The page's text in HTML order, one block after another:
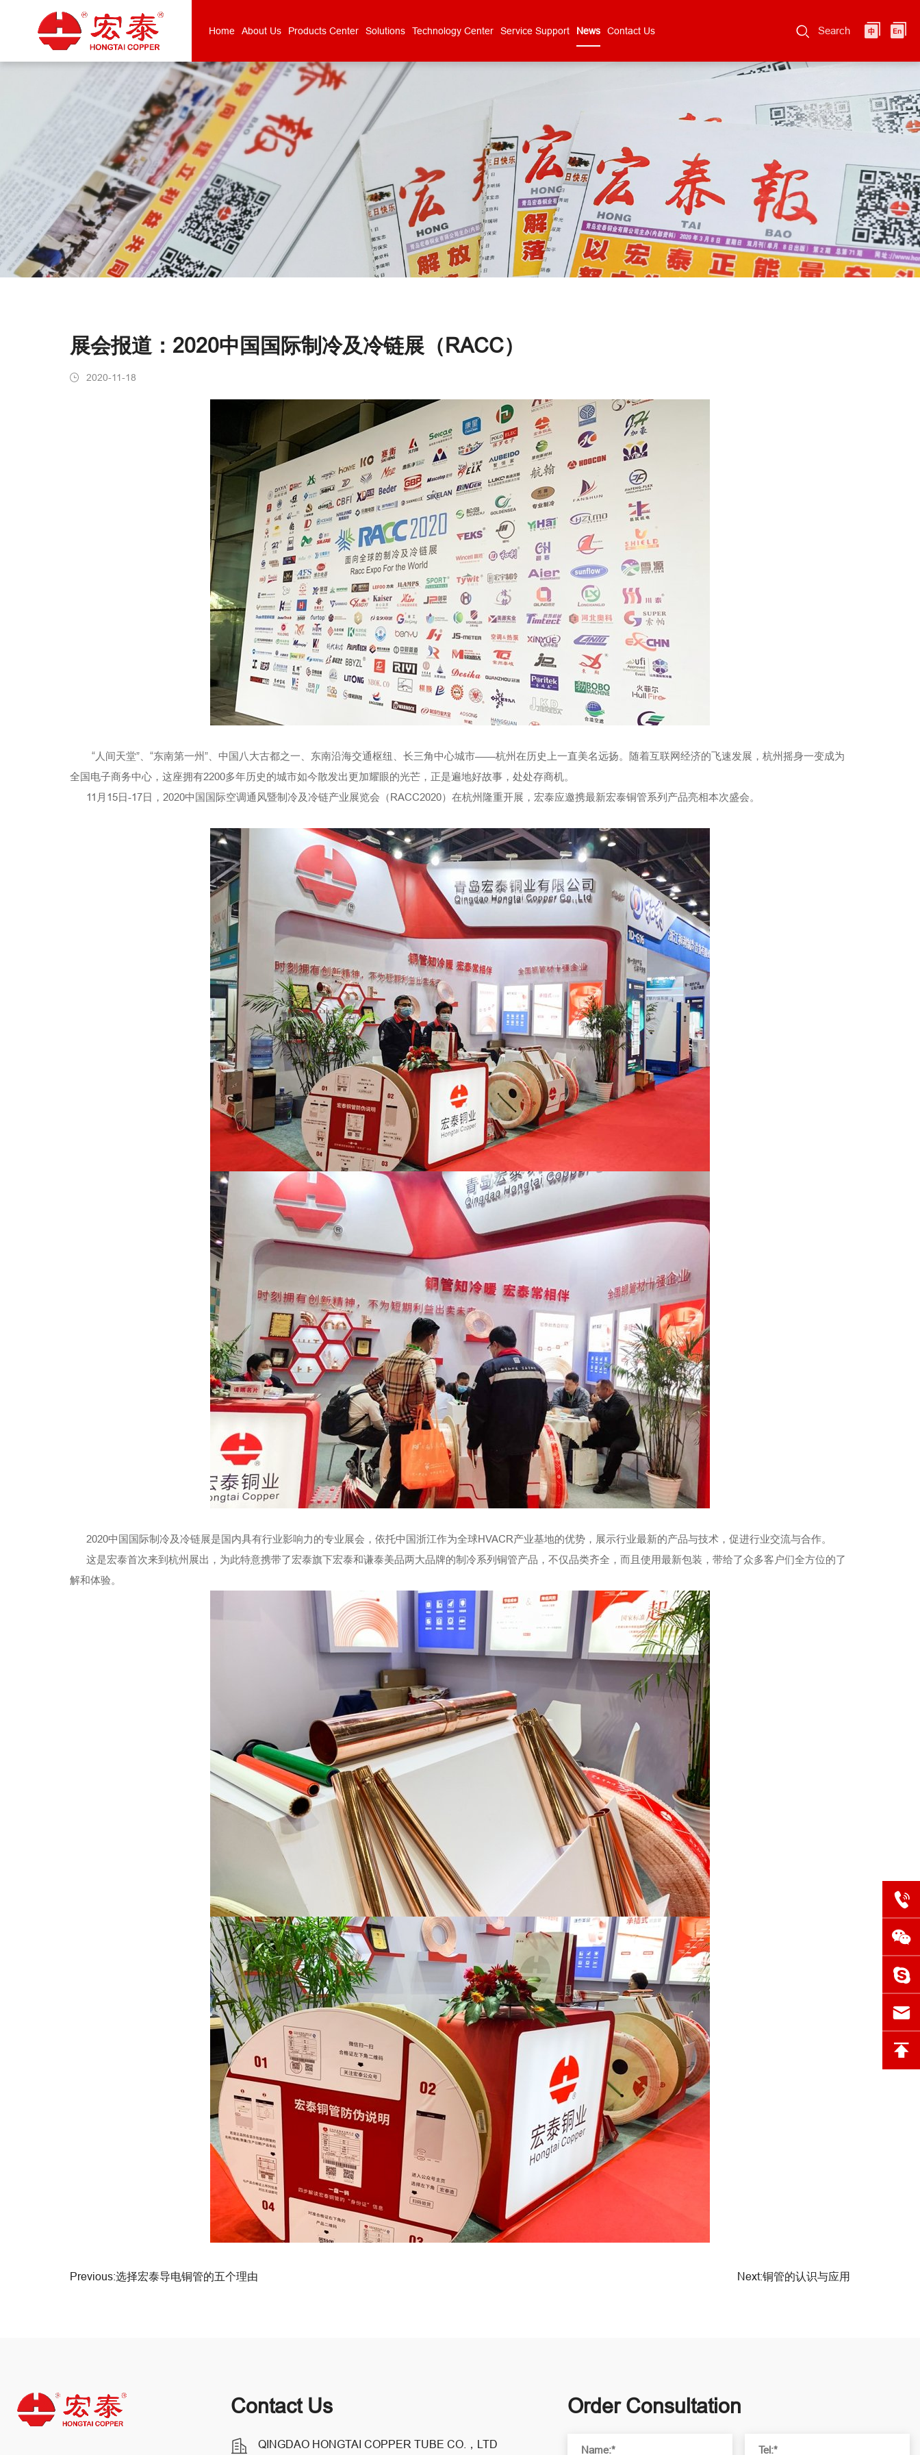
Search
Home About Us Products Center Solutions Technology Center Service Support News Contact Us
展会报道：2020中国国际制冷及冷链展（RACC）
2020-11-18
“人间天堂”、“东南第一州”、中国八大古都之一、东南沿海交通枢纽、长三角中心城市——杭州在历史上一直美名远扬。随着互联网经济的飞速发展，杭州摇身一变成为
全国电子商务中心，这座拥有2200多年历史的城市如今散发出更加耀眼的光芒，正是遍地好故事，处处存商机。
11月15日-17日，2020中国国际空调通风暨制冷及冷链产业展览会（RACC2020）在杭州隆重开展，宏泰应邀携最新宏泰铜管系列产品亮相本次盛会。
2020中国国际制冷及冷链展是国内具有行业影响力的专业展会，依托中国浙江作为全球HVACR产业基地的优势，展示行业最新的产品与技术，促进行业交流与合作。
这是宏泰首次来到杭州展出，为此特意携带了宏泰旗下宏泰和谦泰美品两大品牌的制冷系列铜管产品，不仅品类齐全，而且使用最新包装，带给了众多客户们全方位的了
解和体验。
Previous:选择宏泰导电铜管的五个理由 Next:铜管的认识与应用
Contact Us
QINGDAO HONGTAI COPPER TUBE CO.，LTD
Order Consultation